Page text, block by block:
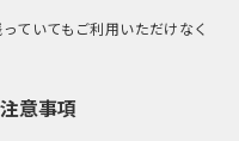
ていてもご利用いただけなく
意事項